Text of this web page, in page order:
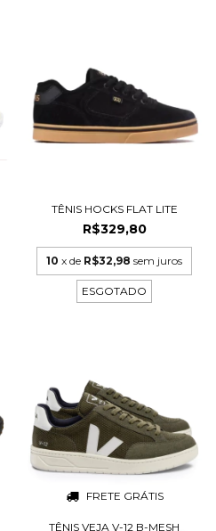
TÊNIS HOCKS FLAT LITE
R$329,80
10 x de R$32,98 sem juros
ESGOTADO
FRETE GRÁTIS
TÊNIS VEJA V-12 B-MESH